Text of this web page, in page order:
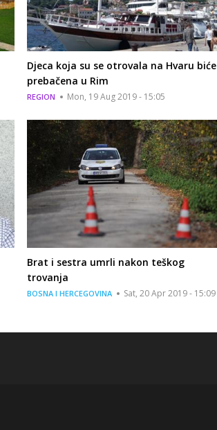
Djeca koja su se otrovala na Hvaru biće
prebačena u Rim
REGION Mon, 19 Aug 2019 - 15:05
Brat i sestra umrli nakon teškog
trovanja
BOSNA I HERCEGOVINA Sat, 20 Apr 2019 - 15:09